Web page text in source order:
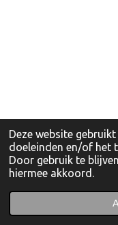
Deze website
doeleinden en/of het
Door gebruik te
hiermee akkoord.